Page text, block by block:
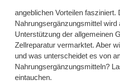
angeblichen Vorteilen fasziniert.
Nahrungsergänzungsmittel
Unterstützung der allgemeinen
Zellreparatur vermarktet. Aber
und was unterscheidet es von
Nahrungsergänzungsmitteln?
eintauchen.